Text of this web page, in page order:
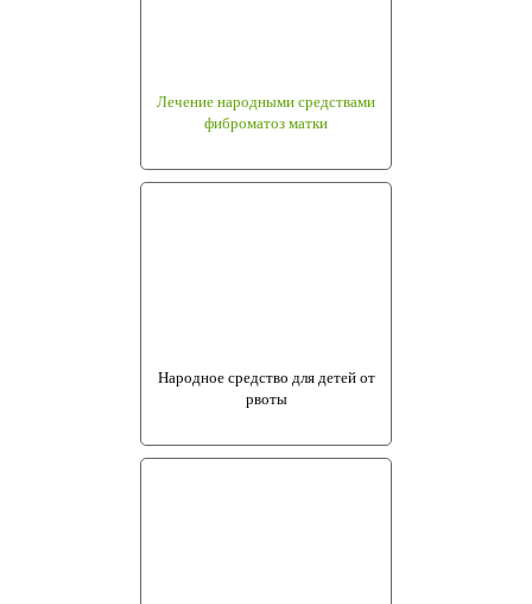
Лечение народными средствами
фиброматоз матки
Народное средство для детей от
рвоты